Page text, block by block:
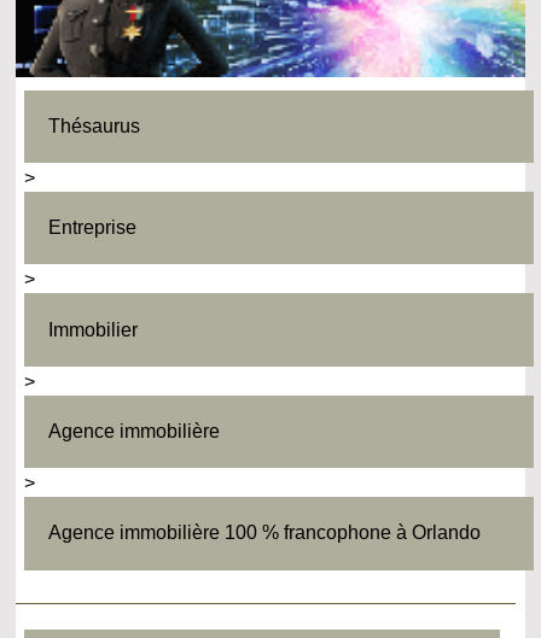
Thésaurus
>
Entreprise
>
Immobilier
>
Agence immobilière
>
Agence immobilière 100 % francophone à Orlando